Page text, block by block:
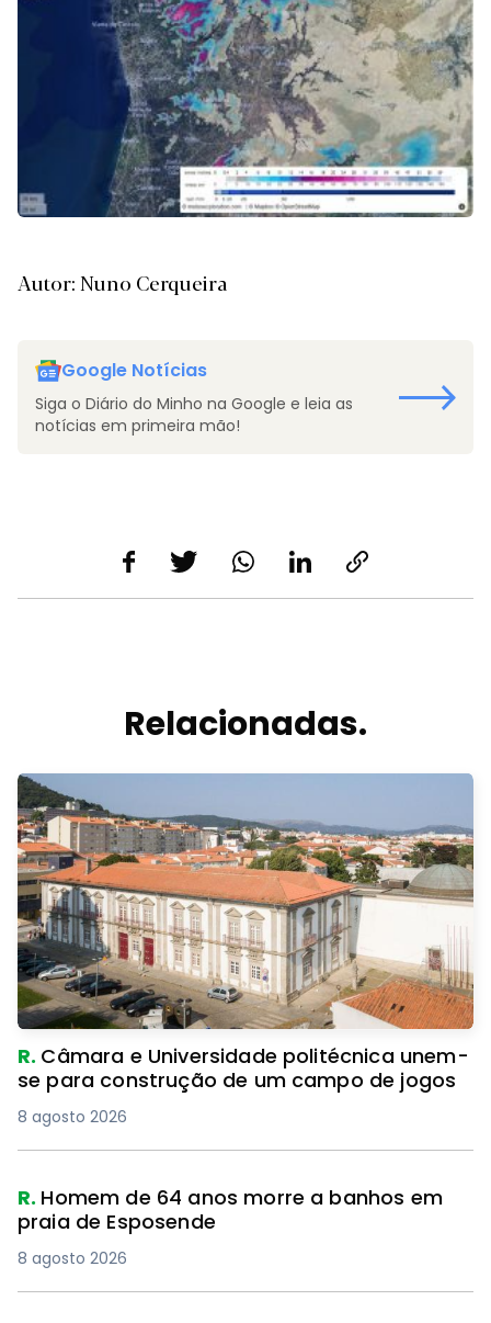
Autor: Nuno Cerqueira
Google Notícias
Siga o Diário do Minho na Google e leia as
notícias em primeira mão!
Relacionadas.
R. Câmara e Universidade politécnica unem-
se para construção de um campo de jogos
8 agosto 2026
R. Homem de 64 anos morre a banhos em
praia de Esposende
8 agosto 2026